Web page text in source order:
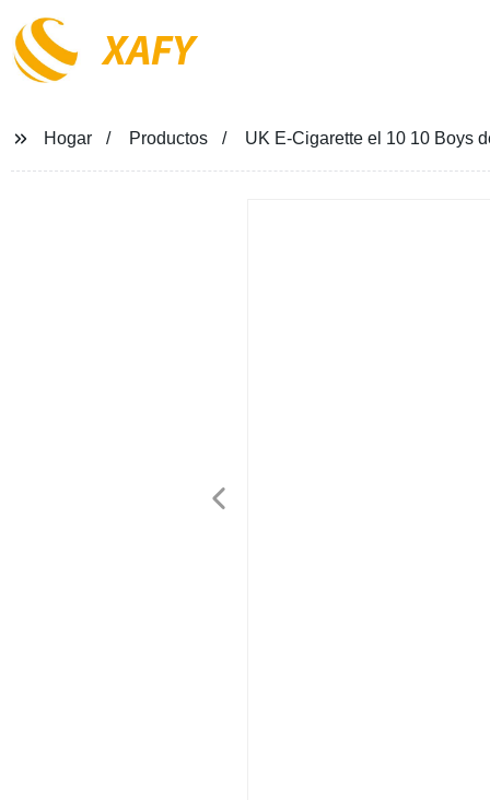
XAFY
Hogar Productos UK E-Cigarette el 10 10 Boys